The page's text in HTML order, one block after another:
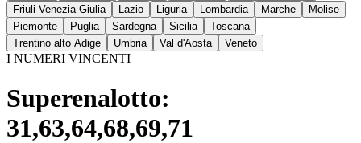
Friuli Venezia Giulia
Lazio Liguria Lombardia Marche
Molise
Piemonte
Puglia Sardegna Sicilia
Toscana
Trentino alto Adige
Umbria Val d'Aosta Veneto
I NUMERI VINCENTI
Superenalotto:
31,63,64,68,69,71